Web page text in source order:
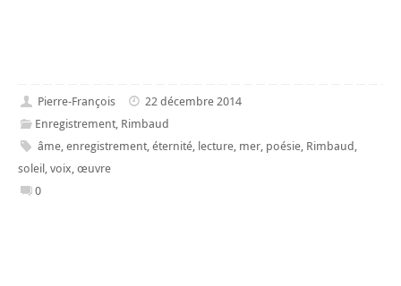
Pierre-François
22 décembre 2014
Enregistrement, Rimbaud
âme, enregistrement, éternité, lecture, mer, poésie, Rimbaud
soleil voix œuvre
0